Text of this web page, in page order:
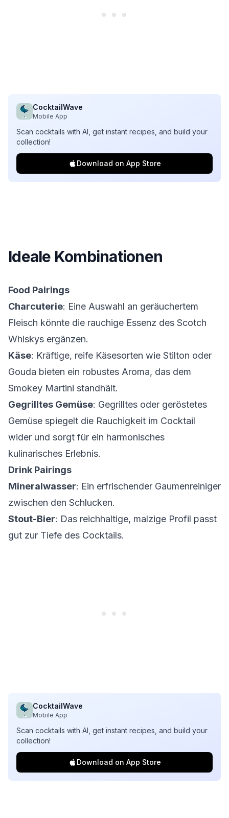
CocktailWave
Mobile App
Scan cocktails with AI, get instant recipes, and build your
collection!
Download on App Store
Ideale Kombinationen
Food Pairings
Charcuterie: Eine Auswahl an geräuchertem
Fleisch könnte die rauchige Essenz des Scotch
Whiskys ergänzen.
Käse: Kräftige, reife Käsesorten wie Stilton oder
Gouda bieten ein robustes Aroma, das dem
Smokey Martini standhält.
Gegrilltes Gemüse: Gegrilltes oder geröstetes
Gemüse spiegelt die Rauchigkeit im Cocktail
wider und sorgt für ein harmonisches
kulinarisches Erlebnis.
Drink Pairings
Mineralwasser: Ein erfrischender Gaumenreiniger
zwischen den Schlucken.
Stout-Bier: Das reichhaltige, malzige Profil passt
gut zur Tiefe des Cocktails.
CocktailWave
Mobile App
Scan cocktails with AI, get instant recipes, and build your
collection!
Download on App Store